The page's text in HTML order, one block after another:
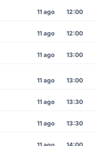
11 ago 12:00
11 ago 12:00
11 ago 13:00
11 ago 13:00
11 ago 13:30
11 ago 13:30